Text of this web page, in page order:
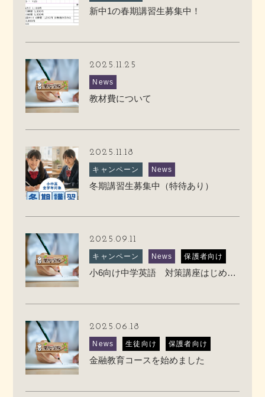
新中1の春期講習生募集中！
2025.11.25
News
教材費について
2025.11.18
キャンペーン News
冬期講習生募集中（特待あり）
2025.09.11
キャンペーン News 保護者向け
小6向け中学英語 対策講座はじめます
2025.06.18
News 生徒向け 保護者向け
金融教育コースを始めました